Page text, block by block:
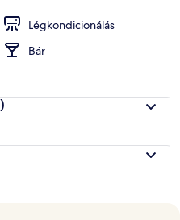
á
l
l
e
Légkondicionálás
Bár